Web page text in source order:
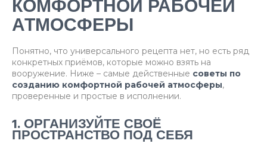
КОМФОРТНОЙ РАБОЧЕЙ
АТМОСФЕРЫ
Понятно, что универсального рецепта нет, но есть ряд
конкретных приёмов, которые можно взять на
вооружение. Ниже – самые действенные советы по
созданию комфортной рабочей атмосферы,
проверенные и простые в исполнении.
1. ОРГАНИЗУЙТЕ СВОЁ
ПРОСТРАНСТВО ПОД СЕБЯ